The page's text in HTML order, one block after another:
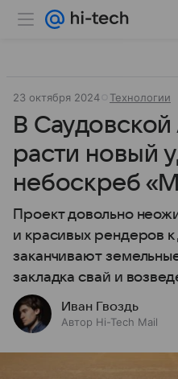
23 октября 2024 Технологии
В Саудовской
расти новый
небоскреб
Проект довольно
и красивых рендеров
заканчивают
закладка свай и
Иван Гвоздь
Автор Hi-Tech Mail